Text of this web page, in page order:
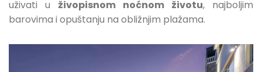
uživati u živopisnom noćnom životu, najboljim
barovima i opuštanju na obližnjim plažama.